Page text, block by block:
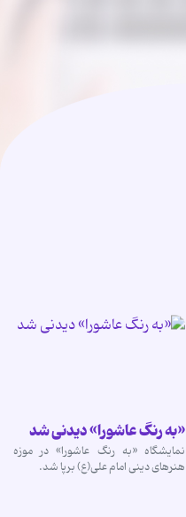
«به رنگ عاشورا» دیدنی شد
نمایشگاه «به رنگ عاشورا» در موزه
هنرهای دینی امام علی(ع) برپا شد.